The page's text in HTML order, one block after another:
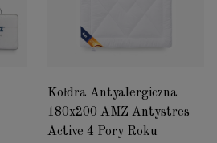
Kołdra Antyalergiczna
180x200 AMZ Antystres
Active 4 Pory Roku